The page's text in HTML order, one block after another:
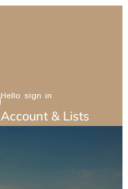
Hello sign in
Account & Lists